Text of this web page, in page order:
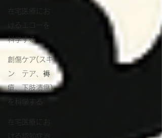
在宅医療にお
けるエコーを
科学する
創傷ケア(スキ
ン テア、褥
瘡、下肢潰瘍)
を科学する
在宅医療にお
ける認知症治